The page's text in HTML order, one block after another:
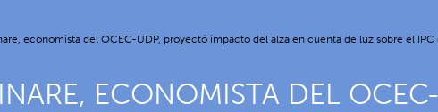
economista del OCEC-UDP, proyectó impacto del alza en cuenta de luz sobre el IPC
ECONOMISTA DEL